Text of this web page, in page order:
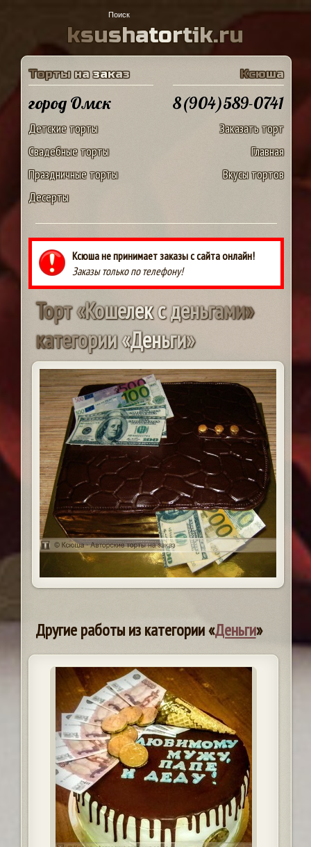
ksushatortik.ru
Торты на заказ
город Омск
Детские торты
Свадебные торты
Праздничные торты
Десерты
Ксюша
8(904)589-0741
Заказать торт
Главная
Вкусы тортов
Ксюша не принимает заказы с сайта онлайн!
Заказы только по телефону!
Торт«Кошелексденьгами»
категории«Деньги»
Другие работы из категории «Деньги»